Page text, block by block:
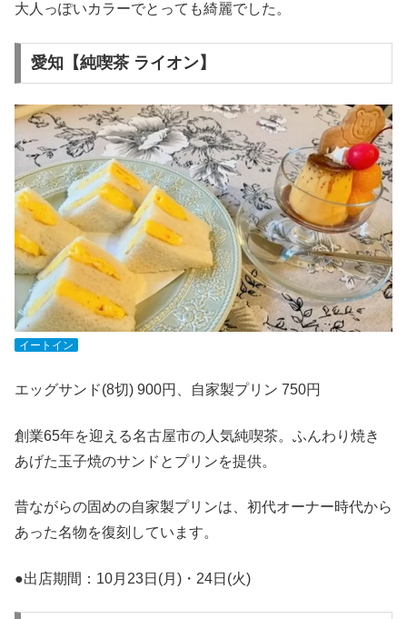
大人っぽいカラーでとっても綺麗でした。
愛知【純喫茶 ライオン】
イートイン
エッグサンド(8切) 900円、自家製プリン 750円
創業65年を迎える名古屋市の人気純喫茶。ふんわり焼き
あげた玉子焼のサンドとプリンを提供。
昔ながらの固めの自家製プリンは、初代オーナー時代から
あった名物を復刻しています。
●出店期間：10月23日(月)・24日(火)